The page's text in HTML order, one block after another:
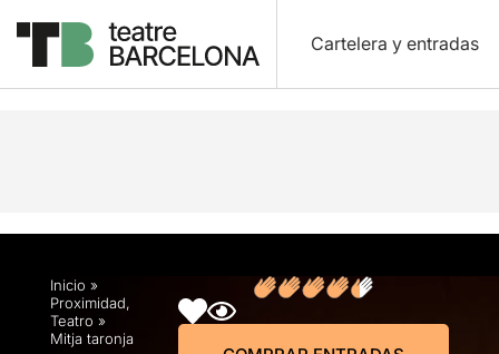
Cartelera y entradas
Descripción Horarios Ficha artística Fotos
Inicio »
Proximidad,
Teatro »
Mitja taronja